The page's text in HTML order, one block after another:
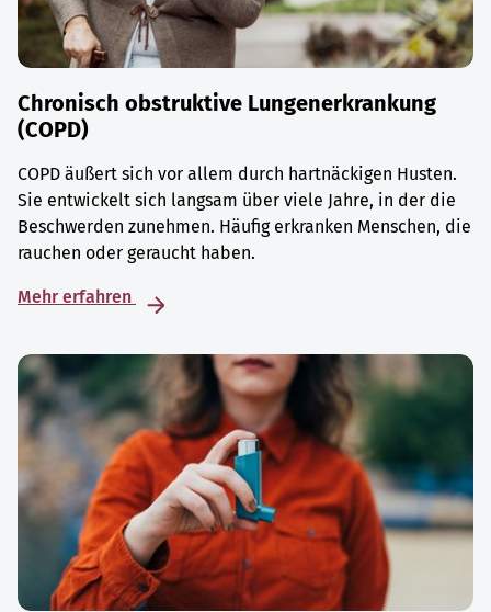
Chronisch obstruktive Lungenerkrankung
(COPD)
COPD äußert sich vor allem durch hartnäckigen Husten.
Sie entwickelt sich langsam über viele Jahre, in der die
Beschwerden zunehmen. Häufig erkranken Menschen, die
rauchen oder geraucht haben.
Mehr erfahren